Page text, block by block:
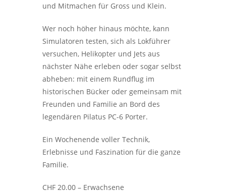
und Mitmachen für Gross und Klein.
Wer noch höher hinaus möchte, kann
Simulatoren testen, sich als Lokführer
versuchen, Helikopter und Jets aus
nächster Nähe erleben oder sogar selbst
abheben: mit einem Rundflug im
historischen Bücker oder gemeinsam mit
Freunden und Familie an Bord des
legendären Pilatus PC-6 Porter.
Ein Wochenende voller Technik,
Erlebnisse und Faszination für die ganze
Familie.
CHF 20.00 – Erwachsene